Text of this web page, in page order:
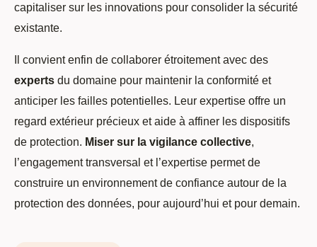
capitaliser sur les innovations pour consolider la sécurité
existante.
Il convient enfin de collaborer étroitement avec des
experts du domaine pour maintenir la conformité et
anticiper les failles potentielles. Leur expertise offre un
regard extérieur précieux et aide à affiner les dispositifs
de protection. Miser sur la vigilance collective,
l’engagement transversal et l’expertise permet de
construire un environnement de confiance autour de la
protection des données, pour aujourd’hui et pour demain.